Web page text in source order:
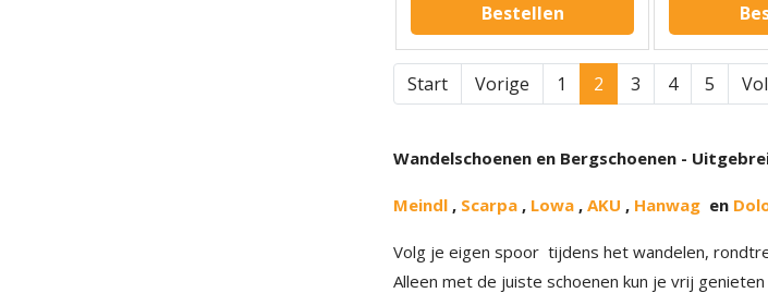
Bestellen
Start Vorige 1 2 3 4 5
Wandelschoenen en Bergschoenen -
Meindl , Scarpa , Lowa , AKU , Hanwag en
Volg je eigen spoor tijdens het wandelen,
Alleen met de juiste schoenen kun je vrij